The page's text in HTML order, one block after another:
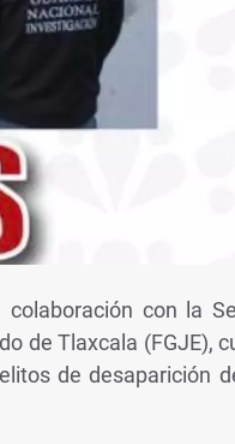
con la
de Tlaxcala (FGJE),
de desaparición